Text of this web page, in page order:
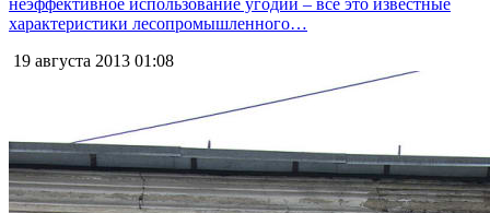
неэффективное использование угодий – всё это известные
характеристики лесопромышленного…
19 августа 2013 01:08